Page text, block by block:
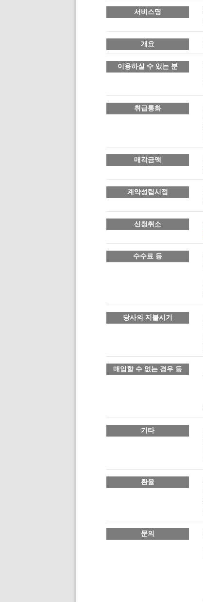
서비스명
개요
이용하실 수 있는 분
취급통화
매각금액
계약성립시점
신청취소
수수료 등
당사의 지불시기
매입할 수 없는 경우 등
기타
환율
문의